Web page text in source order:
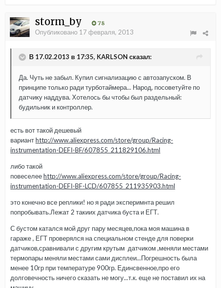
storm_by 78
Опубликовано 17 февраля, 2013
В 17.02.2013 в 17:35, KARLSON сказал:
Да. Чуть не забыл. Купил сигнализацию с автозапуском. В
принципе только ради турботаймера... Народ, посоветуйте по
датчику наддува. Хотелось бы чтобы был раздельный:
будильник и контроллер.
есть вот такой дешевый
вариантhttp://www.aliexpress.com/store/group/Racing-
instrumentation-DEFI-BF/607855_211829106.html
либо такой
повеселееhttp://www.aliexpress.com/store/group/Racing-
instrumentation-DEFI-BF-LCD/607855_211935903.html
это конечно все реплики! но я ради эксперимнта решил
попробывать.Лежат 2 такиих датчика буста и ЕГТ.
С бустом катался мой друг пару месяцев,пока моя машина в
гараже , ЕГТ проверялся на специальном стенде для поверки
датчиков,сравнивали с другим крутым датчиком ,меняли местами
термопары меняли местами сами дисплеи...Погрешность была
менее 10гр при температуре 900гр. Единсвенное,про его
долговечность ничего сказать не могу...т.к. еще не поставил их на